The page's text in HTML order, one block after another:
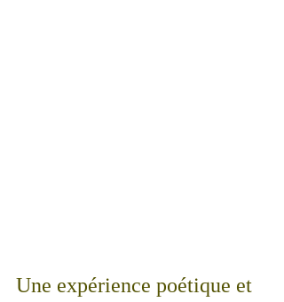
Une expérience poétique et